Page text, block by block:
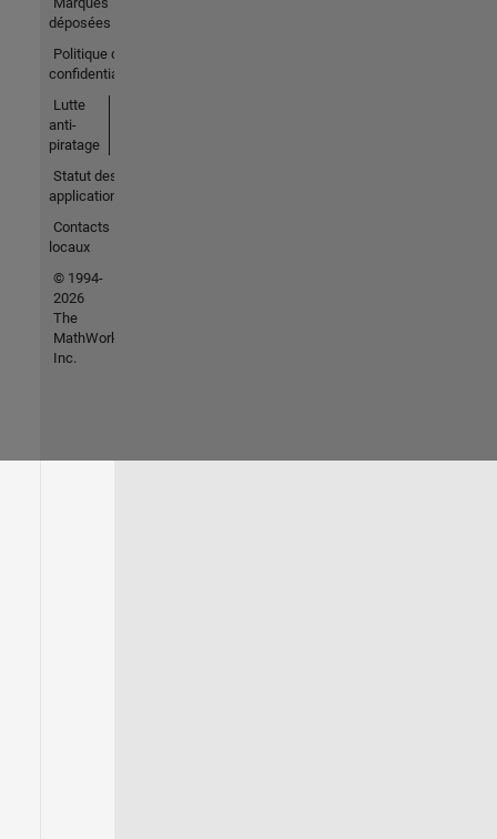
déposées
Politique de
confidentialité
Lutte
anti-
piratage
Statut des
applications
Contacts
locaux
© 1994-
2026
The
MathWorks,
Inc.